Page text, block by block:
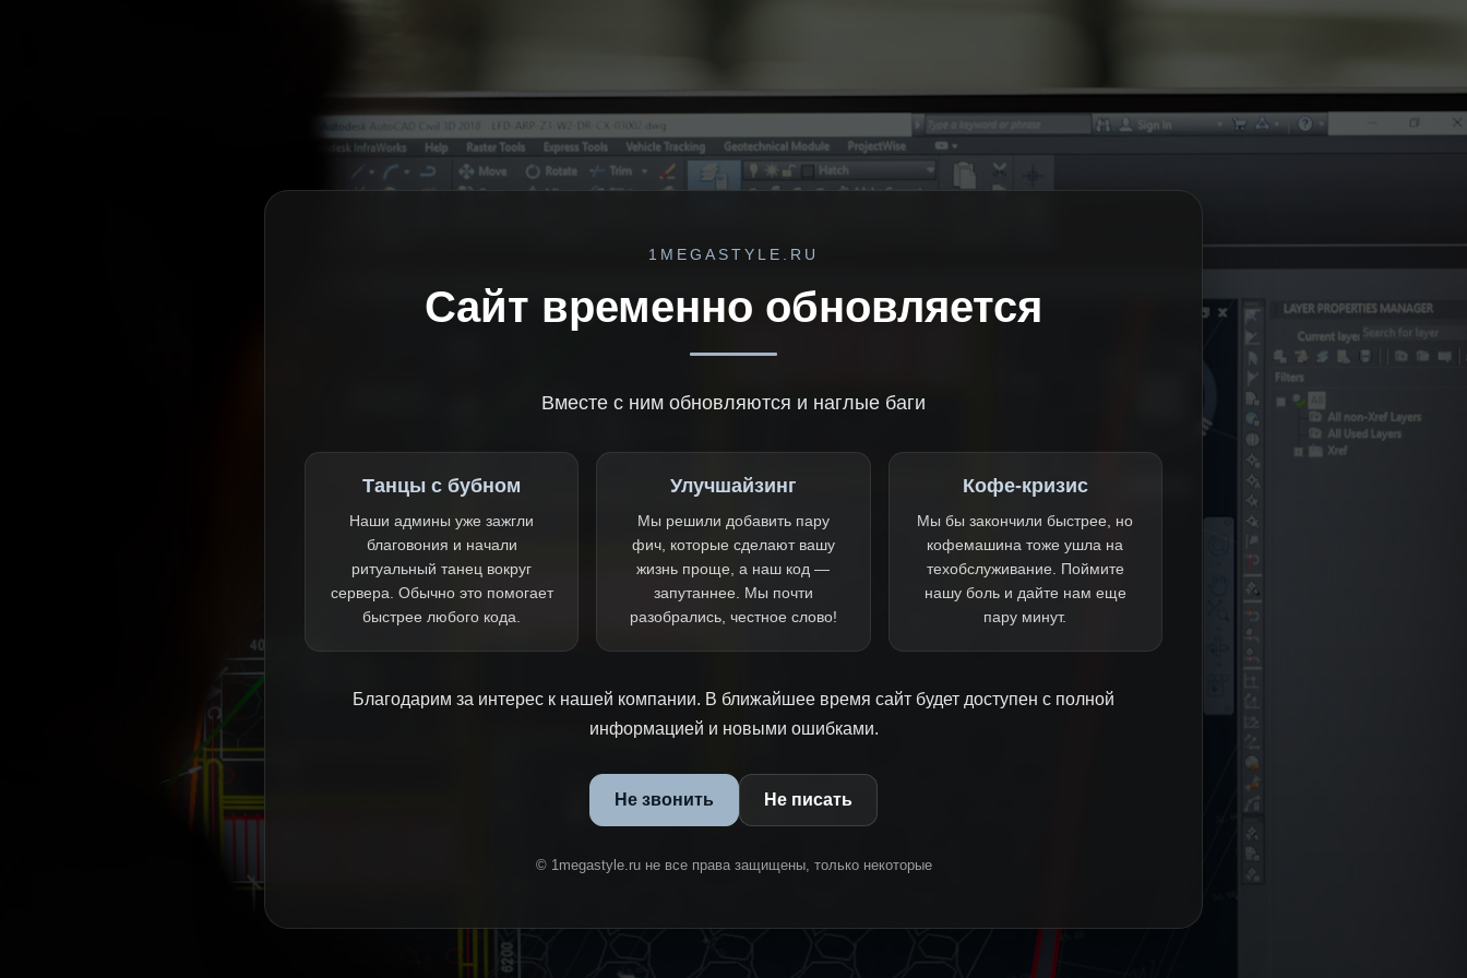
1MEGASTYLE.RU
Сайт временно обновляется
Вместе с ним обновляются и наглые баги
Танцы с бубном
Наши админы уже зажгли
благовония и начали
ритуальный танец вокруг
сервера. Обычно это помогает
быстрее любого кода.
Улучшайзинг
Мы решили добавить пару
фич, которые сделают вашу
жизнь проще, а наш код —
запутаннее. Мы почти
разобрались, честное слово!
Кофе-кризис
Мы бы закончили быстрее, но
кофемашина тоже ушла на
техобслуживание. Поймите
нашу боль и дайте нам еще
пару минут.
Благодарим за интерес к нашей компании. В ближайшее время сайт будет доступен с полной
информацией и новыми ошибками.
Не звонить Не писать
© 1megastyle.ru не все права защищены, только некоторые